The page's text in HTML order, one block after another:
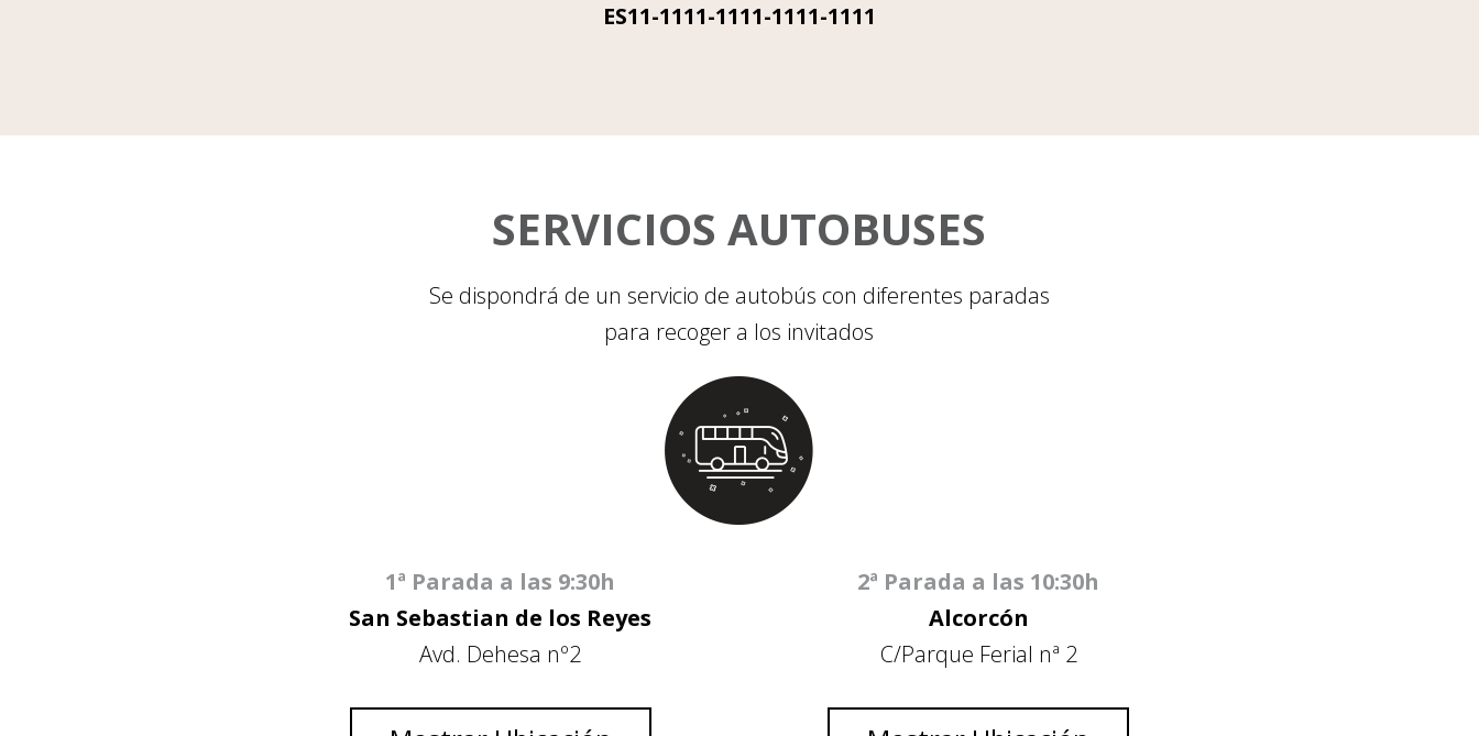
ES11-1111-1111-1111-1111
SERVICIOS AUTOBUSES
Se dispondrá de un servicio de autobús con diferentes paradas
para recoger a los invitados
1ª Parada a las 9:30h
San Sebastian de los Reyes
Avd. Dehesa nº2
2ª Parada a las 10:30h
Alcorcón
C/Parque Ferial nª 2